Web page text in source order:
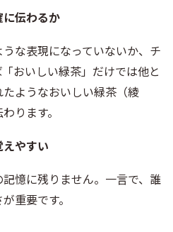
伝わるか
な表現になっていないか、チ
おいしい緑茶」だけでは他と
ようなおいしい緑茶（綾
ります。
やすい
憶に残りません。一言で、誰
重要です。